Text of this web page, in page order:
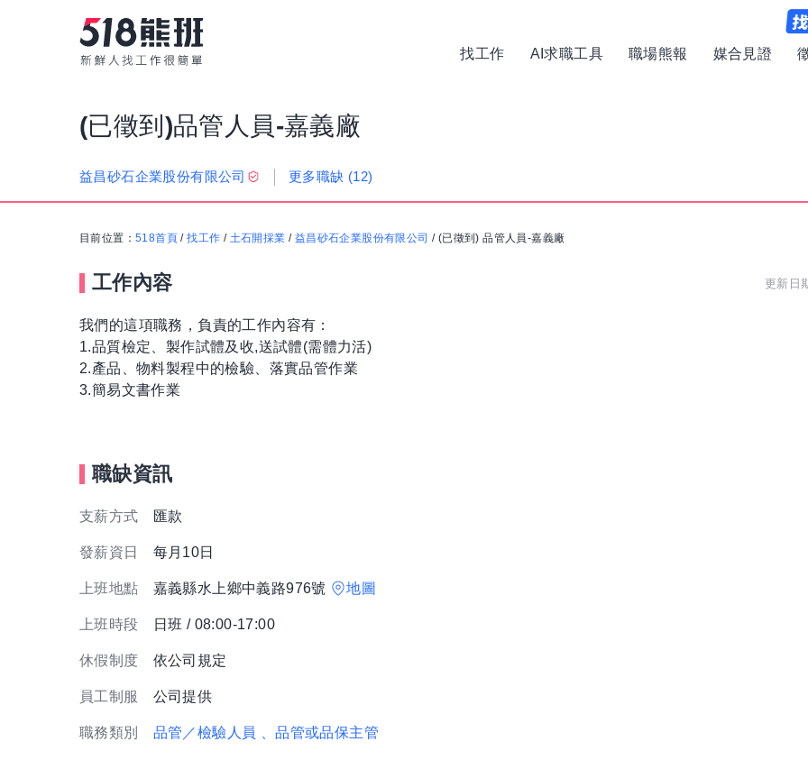
找工作 AI求職工具 職場熊報 媒合見證
(已徵到)品管人員-嘉義廠
益昌砂石企業股份有限公司 更多職缺 (12)
目前位置： 518首頁 /找工作 / 土石開採業 / 益昌砂石企業股份有限公司 / (已徵到) 品管人員-嘉義廠
工作內容 更新日
我們的這項職務，負責的工作內容有：
1.品質檢定、製作試體及收,送試體(需體力活)
2.產品、物料製程中的檢驗、落實品管作業
3.簡易文書作業
職缺資訊
支薪方式 匯款
發薪資日 每月10日
上班地點 嘉義縣水上鄉中義路976號 地圖
上班時段 日班 / 08:00-17:00
休假制度 依公司規定
員工制服 公司提供
職務類別 品管／檢驗人員 、品管或品保主管